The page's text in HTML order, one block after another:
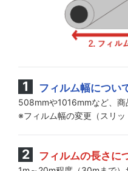
フィルム幅につい
508mmや1016mmなど、商
※フィルム幅の変更（スリッ
フィルムの長さに